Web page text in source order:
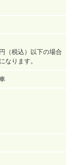
（税込）以下の場合
なります。